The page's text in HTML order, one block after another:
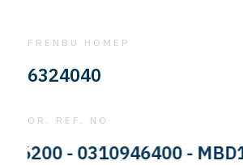
FRENBU НОМЕР
6324040
OR. REF. NO
- 0310946400 - MBD1052